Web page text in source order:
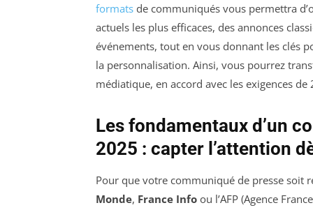
formats de communiqués vous permettra
actuels les plus efficaces, des annonces
événements, tout en vous donnant les clés
la personnalisation. Ainsi, vous pourrez
médiatique, en accord avec les exigences de
Les fondamentaux d’un
2025 : capter l’attention
Pour que votre communiqué de presse soit
Monde, France Info ou l’AFP (Agence